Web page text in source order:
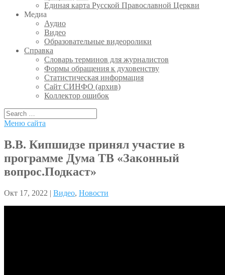
Единая карта Русской Православной Церкви
Медиа
Аудио
Видео
Образовательные видеоролики
Справка
Словарь терминов для журналистов
Формы обращения к духовенству
Статистическая информация
Сайт СИНФО (архив)
Коллектор ошибок
Меню сайта
В.В. Кипшидзе принял участие в
программе Дума ТВ «Законный
вопрос.Подкаст»
Окт 17, 2022 | Видео, Новости